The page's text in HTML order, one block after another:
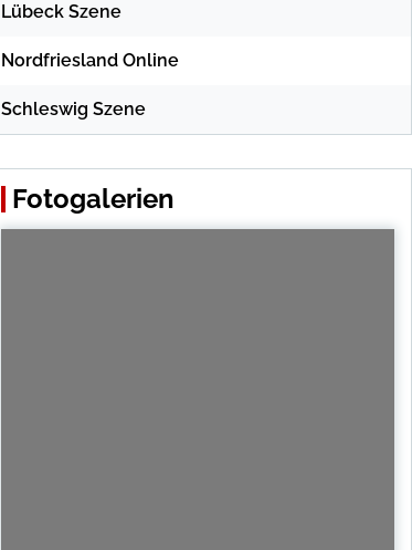
Lübeck Szene
Nordfriesland Online
Schleswig Szene
Fotogalerien